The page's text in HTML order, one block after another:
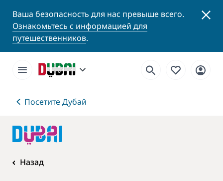
Ваша безопасность для нас превыше всего.
Ознакомьтесь с информацией для
путешественников.
Посетите Дубай
Назад